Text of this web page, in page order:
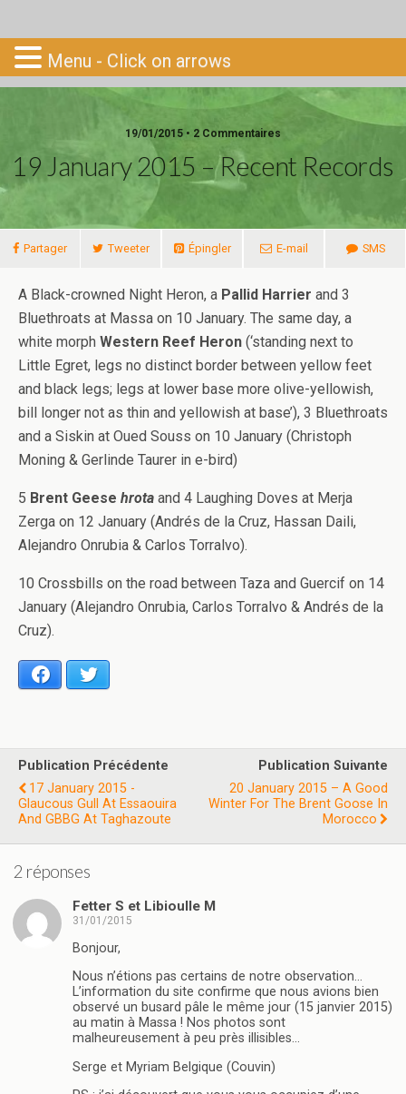
Go-South
19/01/2015 • 2 Commentaires
19 January 2015 – Recent Records
Partager Tweeter Épingler E-mail SMS
A Black-crowned Night Heron, a Pallid Harrier and 3
Bluethroats at Massa on 10 January. The same day, a
white morph Western Reef Heron (‘standing next to
Little Egret, legs no distinct border between yellow feet
and black legs; legs at lower base more olive-yellowish,
bill longer not as thin and yellowish at base’), 3 Bluethroats
and a Siskin at Oued Souss on 10 January (Christoph
Moning & Gerlinde Taurer in e-bird)
5 Brent Geese hrota and 4 Laughing Doves at Merja
Zerga on 12 January (Andrés de la Cruz, Hassan Daili,
Alejandro Onrubia & Carlos Torralvo).
10 Crossbills on the road between Taza and Guercif on 14
January (Alejandro Onrubia, Carlos Torralvo & Andrés de la
Cruz).
Facebook
Publication Précédente
17 January 2015 -
Glaucous Gull At Essaouira
And GBBG At Taghazoute
Publication Suivante
20 January 2015 – A Good
Winter For The Brent Goose In
Morocco
2 réponses
Fetter S et Libioulle M
31/01/2015
Bonjour,
Nous n’étions pas certains de notre observation…
L’information du site confirme que nous avions bien
observé un busard pâle le même jour (15 janvier 2015)
au matin à Massa ! Nos photos sont
malheureusement à peu près illisibles…
Serge et Myriam Belgique (Couvin)
Menu - Click on arrows